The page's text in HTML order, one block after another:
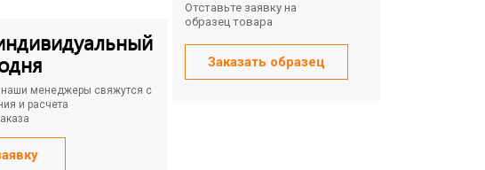
наши менеджеры свяжутся с
и расчета
Отставьте заявку на
образец товара
Заказать образец